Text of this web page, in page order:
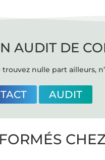
AUDIT DE
nulle part ailleurs,
AUDIT